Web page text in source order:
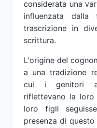
considerata una
influenzata
trascrizione in
scrittura.
L'origine del
a una tradizione
cui i genitori
riflettevano la
loro figli
presenza di